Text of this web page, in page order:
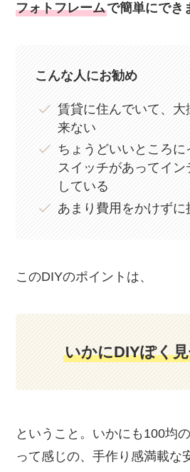
フォトフレームで簡単にでき
こんな人にお勧め
賃貸に住んでいて、大
来ない
ちょうどいいところに
スイッチがあってイン
している
あまり費用をかけずに
このDIYのポイントは、
いかにDIYぽく
ということ。いかにも100均
って感じの、手作り感満載な